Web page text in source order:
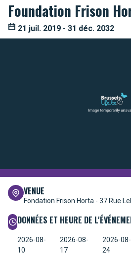
Foundation Frison
21 juil. 2019 - 31 déc. 2032
VENUE
Fondation Frison Horta - 37 Rue
DONNÉES ET HEURE DE
2026-08-
10
2026-08-
17
2026-08-
24